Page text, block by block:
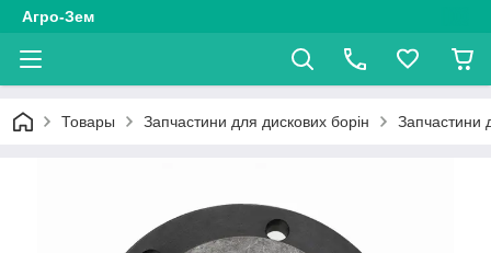
Агро-Зем
Товары Запчастини для дискових борін Запчастини